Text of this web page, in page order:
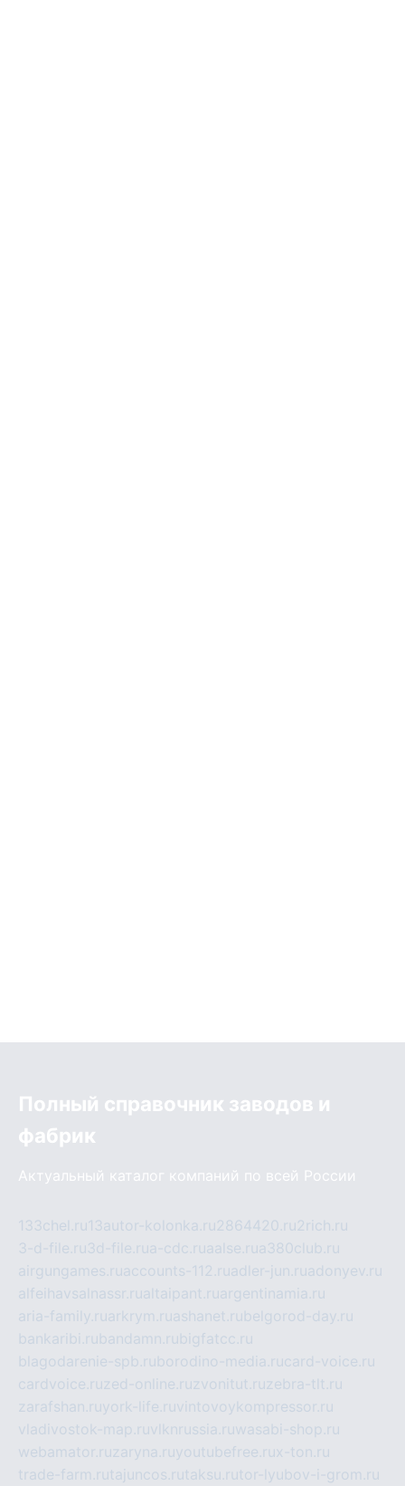
Полный справочник заводов и
фабрик
Актуальный каталог компаний по всей России
133chel.ru13autor-kolonka.ru2864420.ru2rich.ru
3-d-file.ru3d-file.rua-cdc.ruaalse.rua380club.ru
airgungames.ruaccounts-112.ruadler-jun.ruadonyev.ru
alfeihavsalnassr.rualtaipant.ruargentinamia.ru
aria-family.ruarkrym.ruashanet.rubelgorod-day.ru
bankaribi.rubandamn.rubigfatcc.ru
blagodarenie-spb.ruborodino-media.rucard-voice.ru
cardvoice.ruzed-online.ruzvonitut.ruzebra-tlt.ru
zarafshan.ruyork-life.ruvintovoykompressor.ru
vladivostok-map.ruvlknrussia.ruwasabi-shop.ru
webamator.ruzaryna.ruyoutubefree.rux-ton.ru
trade-farm.rutajuncos.rutaksu.rutor-lyubov-i-grom.ru